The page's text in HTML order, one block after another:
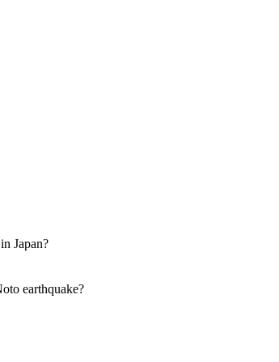
Japan?
earthquake?